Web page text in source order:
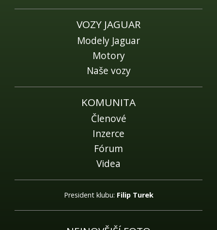
VOZY JAGUAR
Modely Jaguar
Motory
Naše vozy
KOMUNITA
Členové
Inzerce
Fórum
Videa
President klubu: Filip Turek